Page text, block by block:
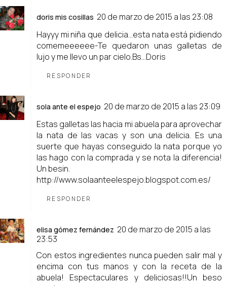
doris mis cosillas 20 de marzo de 2015 a las 23:08
Hayyy mi niña que delicia...esta nata está pidiendo
comemeeeeee-Te quedaron unas galletas de
lujo y me llevo un par cielo.Bs...Doris
RESPONDER
sola ante el espejo 20 de marzo de 2015 a las 23:09
Estas galletas las hacia mi abuela para aprovechar
la nata de las vacas y son una delicia. Es una
suerte que hayas conseguido la nata porque yo
las hago con la comprada y se nota la diferencia!
Un besin.
http://www.solaanteelespejo.blogspot.com.es/
RESPONDER
elisa gómez fernández 20 de marzo de 2015 a las
23:53
Con estos ingredientes nunca pueden salir mal y
encima con tus manos y con la receta de la
abuela! Espectaculares y deliciosas!!Un beso